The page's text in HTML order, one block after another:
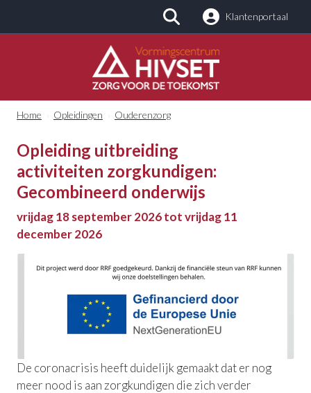
Zoeken Klantenportaal
Home Opleidingen Ouderenzorg
Opleiding uitbreiding
activiteiten zorgkundigen:
Gecombineerd onderwijs
vrijdag 18 september 2026 tot vrijdag 11
december 2026
De coronacrisis heeft duidelijk gemaakt dat er nog
meer nood is aan zorgkundigen die zich verder